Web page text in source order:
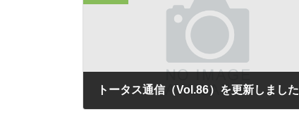
トータス通信（Vol.86）を更新しました